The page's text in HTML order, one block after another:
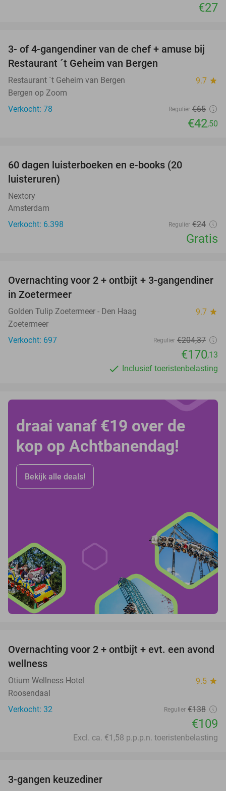
€27
35%
3- of 4-gangendiner van de chef + amuse bij
Restaurant ´t Geheim van Bergen
Restaurant ´t Geheim van Bergen 9.7 star
Bergen op Zoom
Verkocht: 78
Regulier €65
€42,50
60 dagen luisterboeken en e-books (20
luisteruren)
Nextory
Amsterdam
Verkocht: 6.398
Regulier €24
Gratis
17%
Overnachting voor 2 + ontbijt + 3-gangendiner
in Zoetermeer
Golden Tulip Zoetermeer - Den Haag 9.7 star
Zoetermeer
Verkocht: 697
Regulier €204,37
€170,13
Inclusief toeristenbelasting
draai vanaf €19 over de
kop op Achtbanendag!
Bekijk alle deals!
21%
Overnachting voor 2 + ontbijt + evt. een avond
wellness
Otium Wellness Hotel 9.5 star
Roosendaal
Verkocht: 32
Regulier €138
€109
Excl. ca. €1,58 p.p.p.n. toeristenbelasting
3-gangen keuzediner